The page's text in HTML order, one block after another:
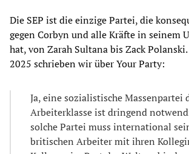
Die SEP ist die einzige Partei, die
gegen Corbyn und alle Kräfte in seinem
hat, von Zarah Sultana bis Zack
2025 schrieben wir über Your Party:
Ja, eine sozialistische Massenpartei
Arbeiterklasse ist dringend
solche Partei muss international
britischen Arbeiter mit ihren